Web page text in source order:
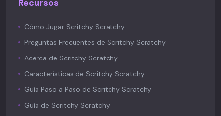
Recursos
Cómo Jugar Scritchy Scratchy
Preguntas Frecuentes de Scritchy Scratchy
Acerca de Scritchy Scratchy
Características de Scritchy Scratchy
Guía Paso a Paso de Scritchy Scratchy
Guía de Scritchy Scratchy